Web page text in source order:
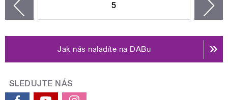
5
Jak nás naladíte na DABu
SLEDUJTE NÁS